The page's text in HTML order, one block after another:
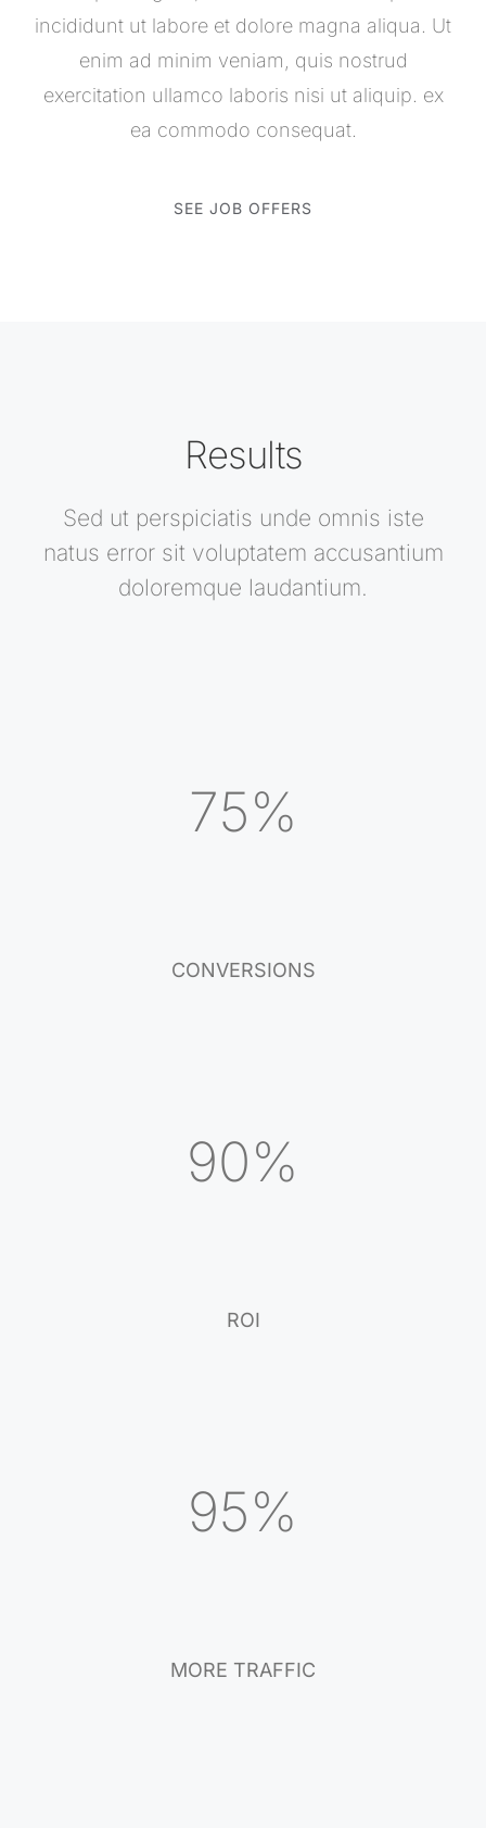
incididunt ut labore et dolore magna aliqua. Ut
enim ad minim veniam, quis nostrud
exercitation ullamco laboris nisi ut aliquip. ex
ea commodo consequat.
SEE JOB OFFERS
Results
Sed ut perspiciatis unde omnis iste
natus error sit voluptatem accusantium
doloremque laudantium.
75%
CONVERSIONS
90%
ROI
95%
MORE TRAFFIC